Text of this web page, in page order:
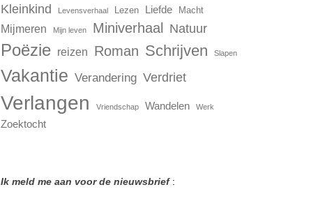
Kleinkind Levensverhaal Lezen Liefde Macht
Mijmeren Mijn leven Miniverhaal Natuur
Poëzie reizen Roman Schrijven Slapen
Vakantie Verandering Verdriet
Verlangen Vriendschap Wandelen Werk
Zoektocht
Ik meld me aan voor de nieuwsbrief: